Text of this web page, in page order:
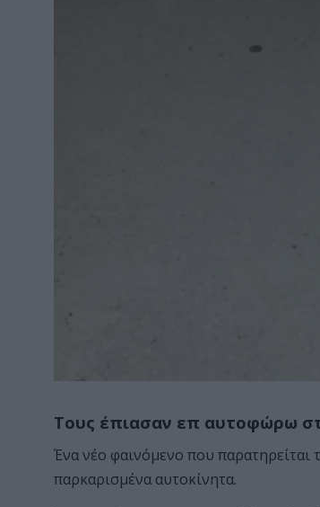
Τους έπιασαν επ αυτοφώρω
Ένα νέο φαινόμενο που παρατηρείται
παρκαρισμένα αυτοκίνητα.